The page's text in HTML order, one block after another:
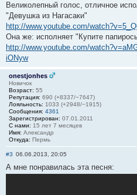
Великолепный голос, отличное
"Девушка из Нагасаки"
http://www.youtube.com/
Она же: исполняет "Купите
http://www.youtube.com/
iONyw
onestjonhes
Новичок
Возраст: 55
Репутация: 690 (+8337/−7647)
Лояльность: 1033 (+2948/−1915)
Сообщения: 4361
Зарегистрирован: 07.01.2011
С нами: 15 лет 7 месяцев
Имя: Александр
Откуда: Пермь
#3 06.06.2013, 20:05
А мне понравилась эта песня: